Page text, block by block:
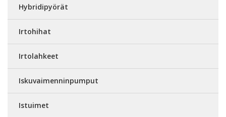
Hybridipyörät
Irtohihat
Irtolahkeet
Iskuvaimenninpumput
Istuimet